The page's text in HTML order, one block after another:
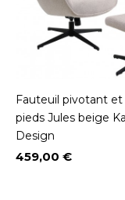
Fauteuil pivotant et
pieds Jules beige
Design
Prix
459,00 €